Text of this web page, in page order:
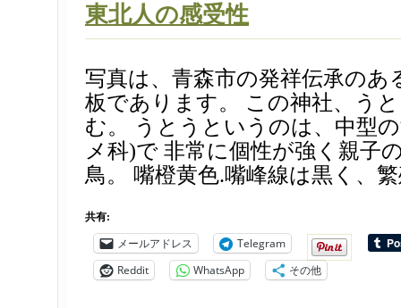
東北人の感受性
写真は、青森市の発祥伝承のあ
板であります。 この神社、う
む。 うとうというのは、中型
メ科)で 非常に個性が強く親子
鳥。 嘴橙黄色.嘴峰線は黒く、
共有:
メールアドレス
Telegram
Reddit
WhatsApp その他